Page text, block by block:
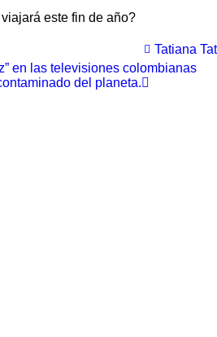
este fin de año?
Tatiana
en las televisiones colombianas
del planeta.